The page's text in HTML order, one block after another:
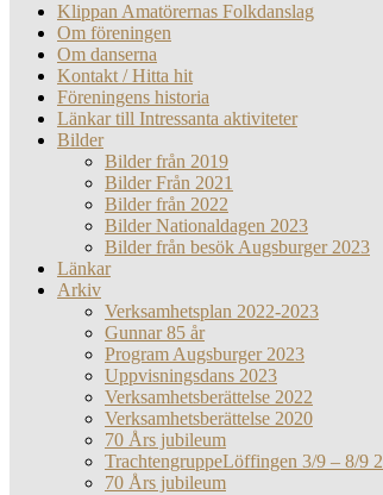
Klippan Amatörernas Folkdanslag
Om föreningen
Om danserna
Kontakt / Hitta hit
Föreningens historia
Länkar till Intressanta aktiviteter
Bilder
Bilder från 2019
Bilder Från 2021
Bilder från 2022
Bilder Nationaldagen 2023
Bilder från besök Augsburger 2023
Länkar
Arkiv
Verksamhetsplan 2022-2023
Gunnar 85 år
Program Augsburger 2023
Uppvisningsdans 2023
Verksamhetsberättelse 2022
Verksamhetsberättelse 2020
70 Års jubileum
TrachtengruppeLöffingen 3/9 – 8/9
70 Års jubileum